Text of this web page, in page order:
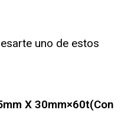
uno de estos
X 30mm×60t(Con